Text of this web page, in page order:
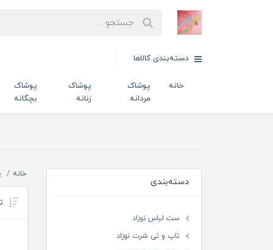
دسته‌بندی کالاها
خانه
پوشاک
مردانه
پوشاک
زنانه
پوشاک
بچگانه
دسته‌بندی
ست لباس نوزاد
تاپ و تی شرت نوزاد
خانه